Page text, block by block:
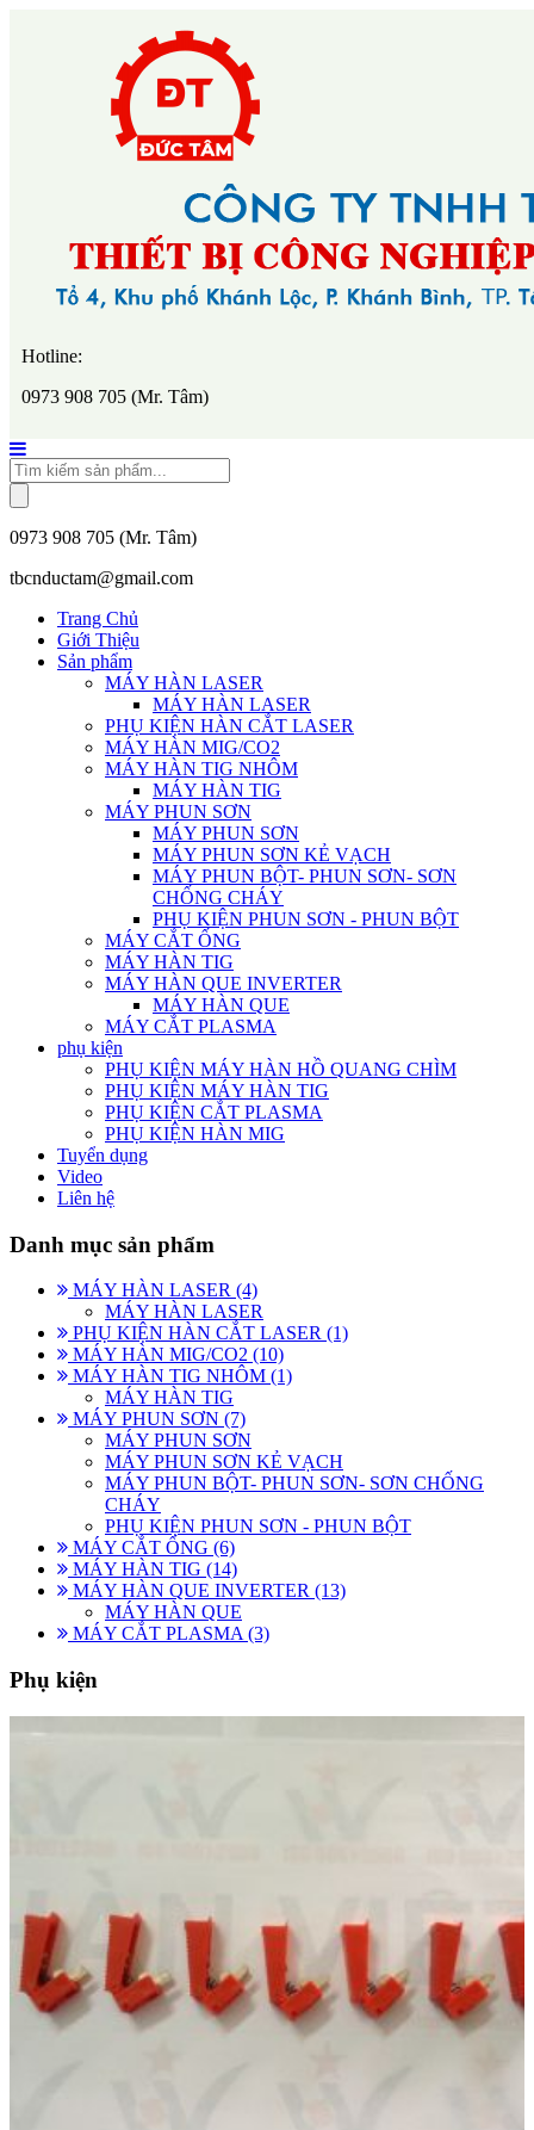
Hotline:
0973 908 705 (Mr. Tâm)
0973 908 705 (Mr. Tâm)
tbcnductam@gmail.com
Trang Chủ
Giới Thiệu
Sản phẩm
MÁY HÀN LASER
MÁY HÀN LASER
PHỤ KIỆN HÀN CẮT LASER
MÁY HÀN MIG/CO2
MÁY HÀN TIG NHÔM
MÁY HÀN TIG
MÁY PHUN SƠN
MÁY PHUN SƠN
MÁY PHUN SƠN KẺ VẠCH
MÁY PHUN BỘT- PHUN SƠN- SƠN
CHỐNG CHÁY
PHỤ KIỆN PHUN SƠN - PHUN BỘT
MÁY CẮT ỐNG
MÁY HÀN TIG
MÁY HÀN QUE INVERTER
MÁY HÀN QUE
MÁY CẮT PLASMA
phụ kiện
PHỤ KIỆN MÁY HÀN HỒ QUANG CHÌM
PHỤ KIỆN MÁY HÀN TIG
PHỤ KIỆN CẮT PLASMA
PHỤ KIỆN HÀN MIG
Tuyển dụng
Video
Liên hệ
Danh mục sản phẩm
MÁY HÀN LASER (4)
MÁY HÀN LASER
PHỤ KIỆN HÀN CẮT LASER (1)
MÁY HÀN MIG/CO2 (10)
MÁY HÀN TIG NHÔM (1)
MÁY HÀN TIG
MÁY PHUN SƠN (7)
MÁY PHUN SƠN
MÁY PHUN SƠN KẺ VẠCH
MÁY PHUN BỘT- PHUN SƠN- SƠN CHỐNG
CHÁY
PHỤ KIỆN PHUN SƠN - PHUN BỘT
MÁY CẮT ỐNG (6)
MÁY HÀN TIG (14)
MÁY HÀN QUE INVERTER (13)
MÁY HÀN QUE
MÁY CẮT PLASMA (3)
Phụ kiện